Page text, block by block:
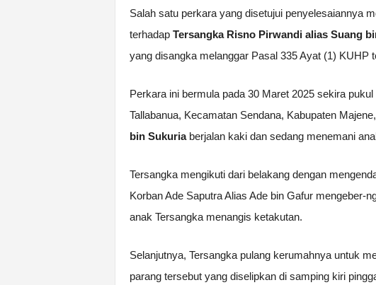
Salah satu perkara yang disetujui penyelesaiannya
terhadap Tersangka Risno Pirwandi alias Suang
yang disangka melanggar Pasal 335 Ayat (1) KUHP
Perkara ini bermula pada 30 Maret 2025 sekira
Tallabanua, Kecamatan Sendana, Kabupaten Majene,
bin Sukuriaberjalan kaki dan sedang menemani
Tersangka mengikuti dari belakang dengan
Korban Ade Saputra Alias Ade bin Gafur mengeber-
anak Tersangka menangis ketakutan.
Selanjutnya, Tersangka pulang kerumahnya untuk
parang tersebut yang diselipkan di samping kiri